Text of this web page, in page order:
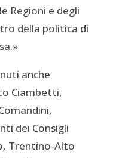
Regioni e degli
della politica di
anche
Ciambetti,
dei Consigli
Trentino-Alto